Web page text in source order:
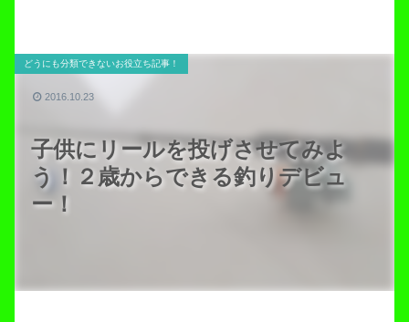
子供にリールを投げさせてみよ
う！２歳からできる釣りデビュ
ー！
どうにも分類できないお役立ち記事！
2016.10.23